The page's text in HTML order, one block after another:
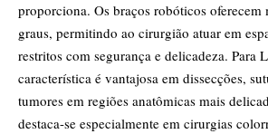
proporciona. Os braços robóticos oferecem
graus, permitindo ao cirurgião atuar em
restritos com segurança e delicadeza. Para
característica é vantajosa em dissecções,
tumores em regiões anatômicas mais
destaca-se especialmente em cirurgias